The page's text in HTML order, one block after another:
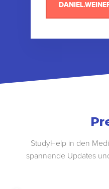
StudyHelp in den
spannende Updates